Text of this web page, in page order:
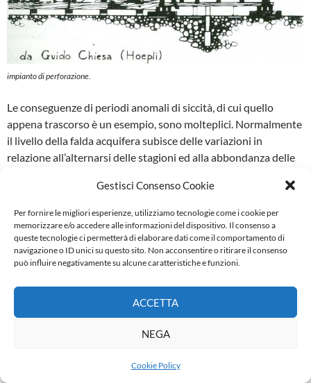
Gestisci Consenso Cookie
Per fornire le migliori esperienze, utilizziamo tecnologie come i cookie per
memorizzare e/o accedere alle informazioni del dispositivo. Il consenso a
queste tecnologie ci permetterà di elaborare dati come il comportamento di
navigazione o ID unici su questo sito. Non acconsentire o ritirare il consenso
può influire negativamente su alcune caratteristiche e funzioni.
ACCETTA
NEGA
Cookie Policy
impianto di perforazione.
Le conseguenze di periodi anomali di sic­cità, di cui quello
appena trascorso è un esempio, sono molteplici. Normalmente
il livello della falda acquifera subisce delle variazioni in
relazione all’alternarsi delle stagioni ed alla abbondanza delle
medio. Quando le piogge vengono a mancare per lunghi
periodi, esse si deprimono più del normale ed il ritiro delle
acque va ad interessarte livel­li di terreno che in condizioni
normali ri­sultano saturi. A differenza dei terreni compresi nella
fascia di oscillazione della falda, che per così dire si sono
profondi, normalmente saturi, reagiscono al ritiro
compattandosi in mo­do pressoché irreversibile sotto il peso
prima “sostenuti” dalla presenza dell’acqua. Quanto ora detto